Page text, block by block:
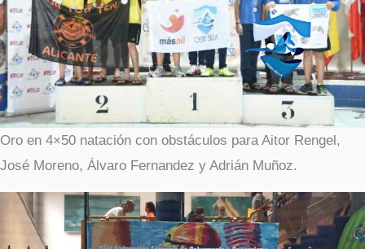
Oro en 4×50 natación con obstáculos para Aitor Rengel,
José Moreno, Álvaro Fernandez y Adrián Muñoz.